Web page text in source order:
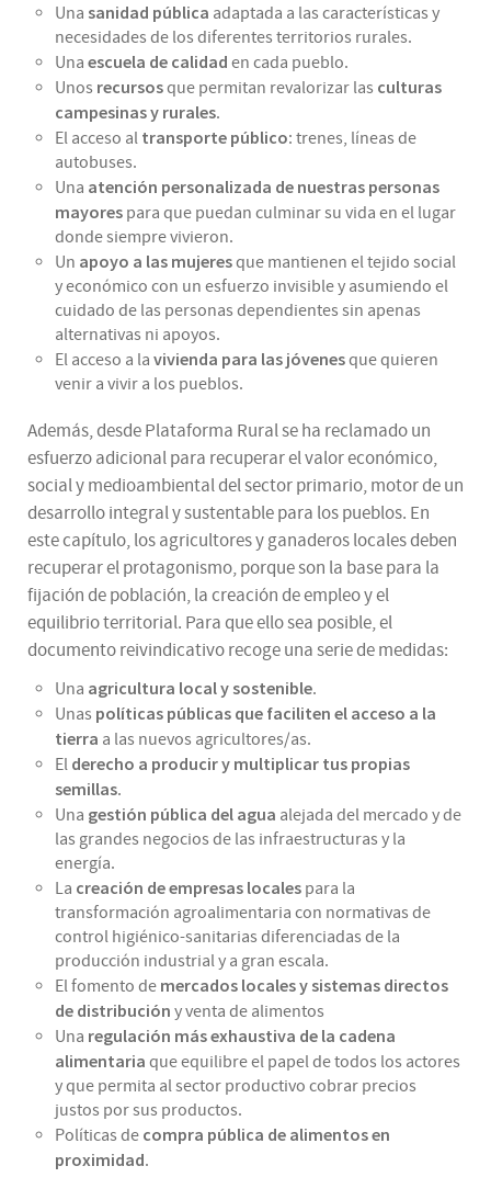
Una sanidad pública adaptada a las características y
necesidades de los diferentes territorios rurales.
Una escuela de calidad en cada pueblo.
Unos recursosque permitan revalorizar las culturas
campesinas y rurales.
El acceso al transporte público: trenes, líneas de
autobuses.
Una atención personalizada de nuestras personas
mayores para que puedan culminar su vida en el lugar
donde siempre vivieron.
Un apoyo a las mujeresque mantienen el tejido social
y económico con un esfuerzo invisible y asumiendo el
cuidado de las personas dependientes sin apenas
alternativas ni apoyos.
El acceso a la vivienda para las jóvenesque quieren
venir a vivir a los pueblos.
Además, desde Plataforma Rural se ha reclamado un
esfuerzo adicional para recuperar el valor económico,
social y medioambiental del sector primario, motor de un
desarrollo integral y sustentable para los pueblos. En
este capítulo, los agricultores y ganaderos locales deben
recuperar el protagonismo, porque son la base para la
fijación de población, la creación de empleo y el
equilibrio territorial. Para que ello sea posible, el
documento reivindicativo recoge una serie de medidas:
Una agricultura local y sostenible.
Unas políticas públicas que faciliten el acceso a la
tierra a las nuevos agricultores/as.
El derecho a producir y multiplicar tus propias
semillas.
Una gestión pública del agua alejada del mercado y de
las grandes negocios de las infraestructuras y la
energía.
La creación de empresas locales para la
transformación agroalimentaria con normativas de
control higiénico-sanitarias diferenciadas de la
producción industrial y a gran escala.
El fomento de mercados locales y sistemas directos
de distribución y venta de alimentos
Una regulación más exhaustiva de la cadena
alimentaria que equilibre el papel de todos los actores
y que permita al sector productivo cobrar precios
justos por sus productos.
Políticas de compra pública de alimentos en
proximidad.